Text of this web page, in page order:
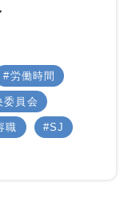
労働時間
委員会
職 SJ